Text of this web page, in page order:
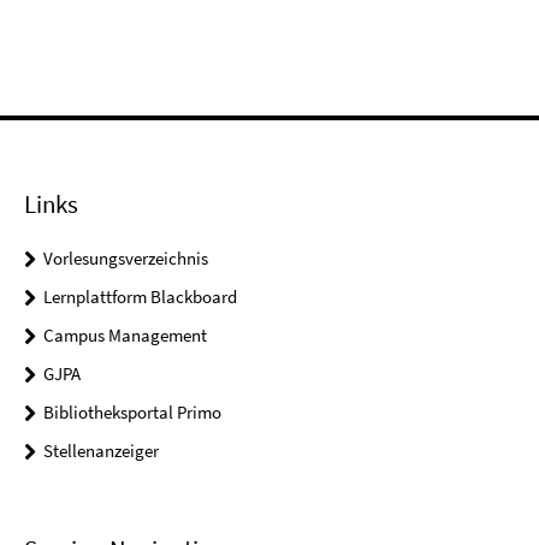
Links
Vorlesungsverzeichnis
Lernplattform Blackboard
Campus Management
GJPA
Bibliotheksportal Primo
Stellenanzeiger